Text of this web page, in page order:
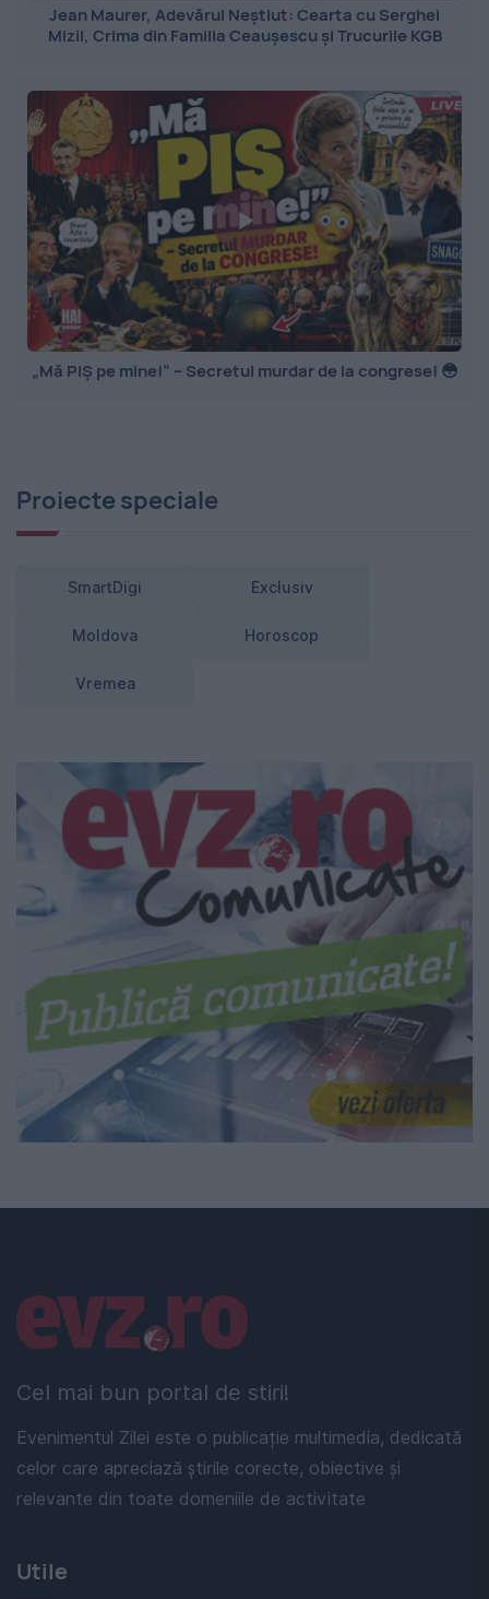
Jean Maurer, Adevărul Neștiut: Cearta cu Serghei
Mizil, Crima din Familia Ceaușescu și Trucurile KGB
„Mă PIȘ pe mine!” – Secretul murdar de la congrese! 😳
Proiecte speciale
SmartDigi Exclusiv
Moldova Horoscop
Vremea
Cel mai bun portal de stiri!
Evenimentul Zilei este o publicație multimedia, dedicată
celor care apreciază știrile corecte, obiective și
relevante din toate domeniile de activitate
Linkuri utile
Utile